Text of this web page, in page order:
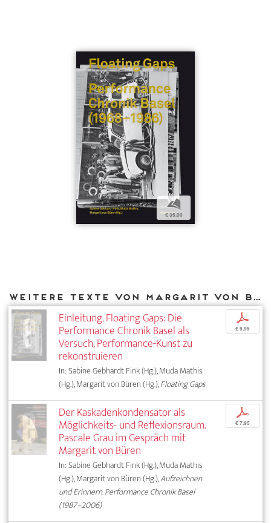
b
€ 35,00
Weitere Texte von Margarit von Büren bei DIAPHANES
Einleitung. Floating Gaps: Die
Performance Chronik Basel als
Versuch, Performance-Kunst zu
rekonstruieren
In: Sabine Gebhardt Fink (Hg.), Muda Mathis
(Hg.), Margarit von Büren (Hg.),Floating Gaps
p
€ 9,95
Der Kaskadenkondensator als
Möglichkeits- und Reflexionsraum.
Pascale Grau im Gespräch mit
Margarit von Büren
In: Sabine Gebhardt Fink (Hg.), Muda Mathis
(Hg.), Margarit von Büren (Hg.),Aufzeichnen
und Erinnern. Performance Chronik Basel
(1987–2006)
p
€ 7,95